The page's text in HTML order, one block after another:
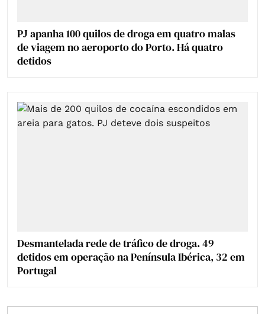
PJ apanha 100 quilos de droga em quatro malas
de viagem no aeroporto do Porto. Há quatro
detidos
Desmantelada rede de tráfico de droga. 49
detidos em operação na Península Ibérica, 32 em
Portugal